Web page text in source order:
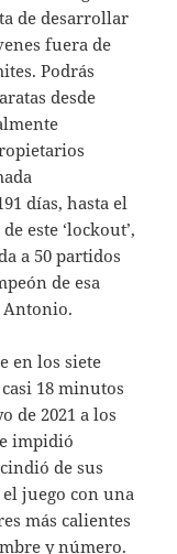
de desarrollar
fuera de
Podrás
desde
días, hasta el
este ‘lockout’,
a 50 partidos
de esa
Antonio.
en los siete
18 minutos
de 2021 a los
impidió
de sus
juego con una
más calientes
y número.